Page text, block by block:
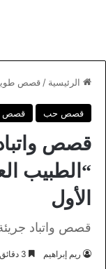
الرئيسية / قصص
قصص حب قصص
قصص
“الطبيب
الأول
قصص واتباد
ريم إبراهيم